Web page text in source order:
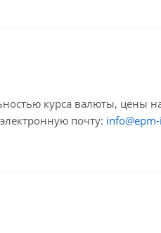
курса валюты, цены
почту: